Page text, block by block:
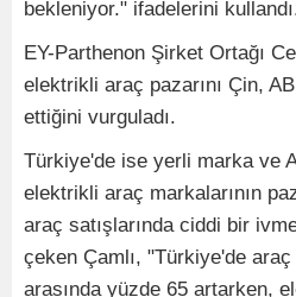
bekleniyor." ifadelerini
EY-Parthenon Şirket Ortağı
elektrikli araç pazarını Çin,
ettiğini vurguladı.
Türkiye'de ise yerli marka ve
elektrikli araç markalarının
araç satışlarında ciddi bir
çeken Çamlı, "Türkiye'de araç
arasında yüzde 65 artarken,